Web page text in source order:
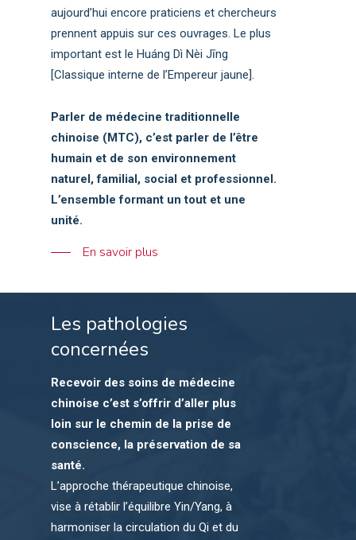
aujourd’hui encore praticiens et chercheurs
prennent appuis sur ces ouvrages. Le plus
important est le Huáng Dì Nèi Jīng
[Classique interne de l’Empereur jaune].
Parler de médecine traditionnelle
chinoise (MTC), c’est parler de l’être
humain et de son environnement
naturel, familial, social et professionnel.
L’ensemble formant un tout et une
unité.
En savoir plus
Les pathologies
concernées
Recevoir des soins de médecine
chinoise c’est s’offrir d’aller plus
loin sur le chemin de la prise de
conscience, la préservation de sa
santé.
L’approche thérapeutique chinoise,
vise à rétablir l’équilibre Yin/Yang, à
harmoniser la circulation du Qi et du